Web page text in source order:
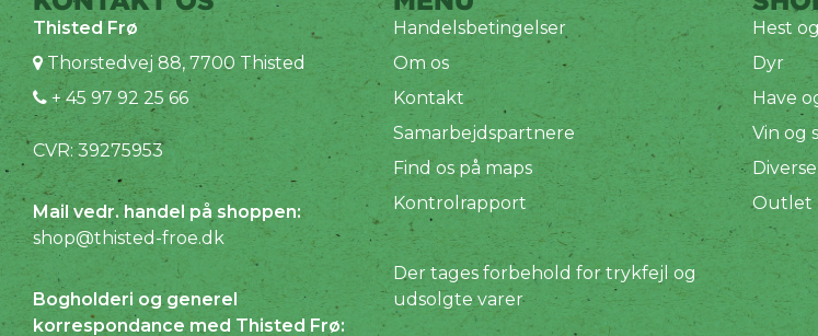
Thisted Frø
Thorstedvej 88, 7700 Thisted
+ 45 97 92 25 66
CVR: 39275953
Mail vedr. handel på shoppen:
shop@thisted-froe.dk
Bogholderi og generel
korrespondance med Thisted Frø:
Handelsbetingelser
Om os
Kontakt
Samarbejdspartnere
Find os på maps
Kontrolrapport
Der tages forbehold for trykfejl og
udsolgte varer
Hest
Dyr
Have
Vin og
Outlet